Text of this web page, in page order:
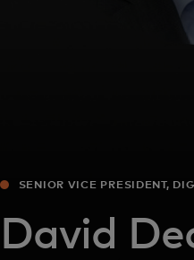
SENIOR VICE PRESIDENT,
David